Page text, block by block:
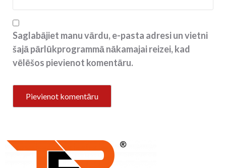
Saglabājiet manu vārdu, e-pasta adresi un vietni
šajā pārlūkprogrammā nākamajai reizei, kad
vēlēšos pievienot komentāru.